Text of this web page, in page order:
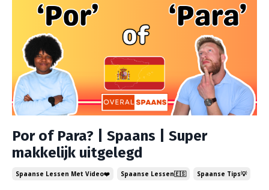
Por of Para? | Spaans | Super
makkelijk uitgelegd
Spaanse Lessen Met Video❤️ Spaanse Lessen🇪🇸 Spaanse Tips💡